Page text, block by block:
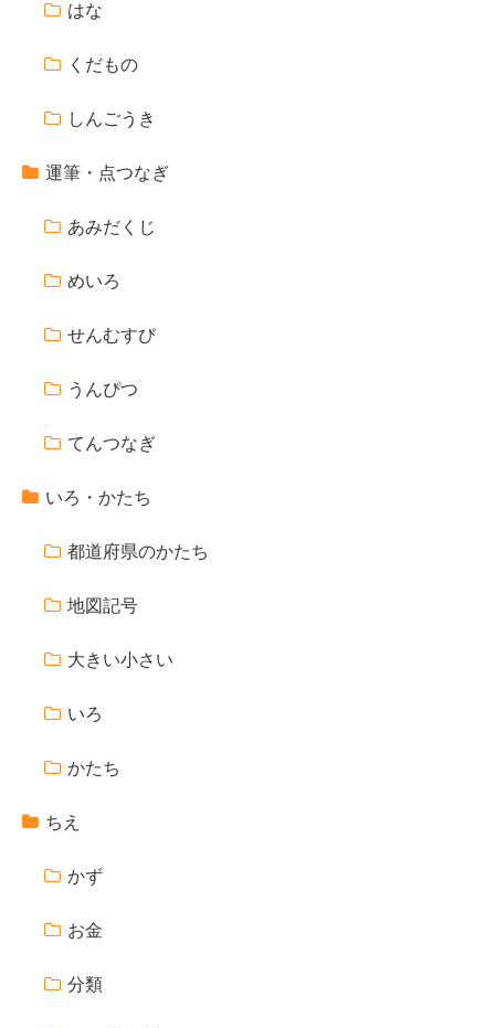
はな
くだもの
しんごうき
運筆・点つなぎ
あみだくじ
めいろ
せんむすび
うんぴつ
てんつなぎ
いろ・かたち
都道府県のかたち
地図記号
大きい小さい
いろ
かたち
ちえ
かず
お金
分類